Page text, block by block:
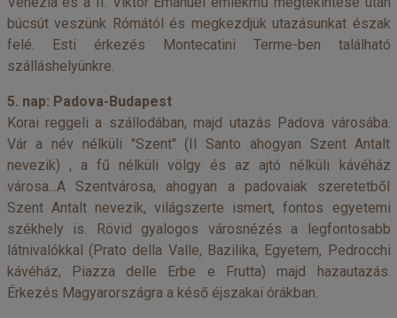
búcsút veszünk Rómától és megkezdjük utazásunkat észak
felé. Esti érkezés Montecatini Terme-ben található
szálláshelyünkre.
5. nap: Padova-Budapest
Korai reggeli a szállodában, majd utazás Padova városába.
Vár a név nélküli "Szent" (Il Santo ahogyan Szent Antalt
nevezik) , a fű nélküli völgy és az ajtó nélküli kávéház
városa...A Szentvárosa, ahogyan a padovaiak szeretetből
Szent Antalt nevezik, világszerte ismert, fontos egyetemi
székhely is. Rövid gyalogos városnézés a legfontosabb
látnivalókkal (Prato della Valle, Bazilika, Egyetem, Pedrocchi
kávéház, Piazza delle Erbe e Frutta) majd hazautazás.
Érkezés Magyarországra a késő éjszakai órákban.